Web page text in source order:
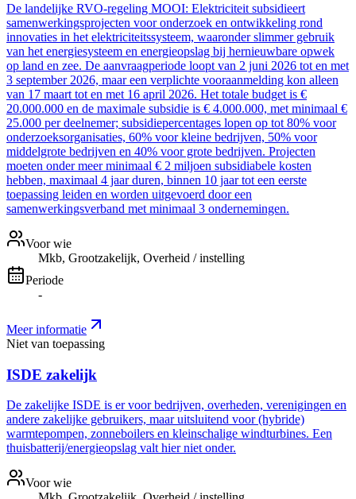
De landelijke RVO-regeling MOOI: Elektriciteit subsidieert
samenwerkingsprojecten voor onderzoek en ontwikkeling rond
innovaties in het elektriciteitssysteem, waaronder slimmer gebruik
van het energiesysteem en energieopslag bij hernieuwbare opwek
op land en zee. De aanvraagperiode loopt van 2 juni 2026 tot en met
3 september 2026, maar een verplichte vooraanmelding kon alleen
van 17 maart tot en met 16 april 2026. Het totale budget is €
20.000.000 en de maximale subsidie is € 4.000.000, met minimaal €
25.000 per deelnemer; subsidiepercentages lopen op tot 80% voor
onderzoeksorganisaties, 60% voor kleine bedrijven, 50% voor
middelgrote bedrijven en 40% voor grote bedrijven. Projecten
moeten onder meer minimaal € 2 miljoen subsidiabele kosten
hebben, maximaal 4 jaar duren, binnen 10 jaar tot een eerste
toepassing leiden en worden uitgevoerd door een
samenwerkingsverband met minimaal 3 ondernemingen.
Voor wie
Mkb, Grootzakelijk, Overheid / instelling
Periode
-
Meer informatie
Niet van toepassing
ISDE zakelijk
De zakelijke ISDE is er voor bedrijven, overheden, verenigingen en
andere zakelijke gebruikers, maar uitsluitend voor (hybride)
warmtepompen, zonneboilers en kleinschalige windturbines. Een
thuisbatterij/energieopslag valt hier niet onder.
Voor wie